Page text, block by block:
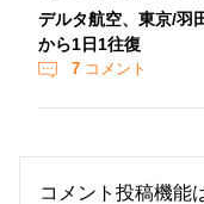
デルタ航空、東京/羽
から1日1往復
7 コメント
コメント投稿機能